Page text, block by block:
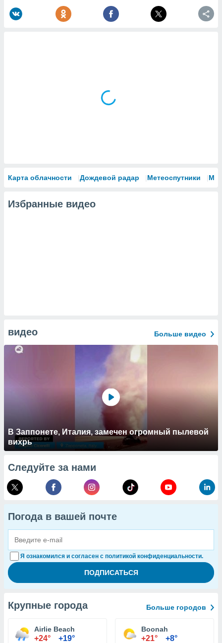
Карта облачности Дождевой радар Метеоспутники
Избранные видео
видео Больше видео
В Заппонете, Италия, замечен огромный пылевой
вихрь
Следуйте за нами
Погода в вашей почте
Я ознакомился и согласен с политикой конфиденциальности.
Крупные города Больше городов
Airlie Beach
+24° +19°
Boonah
+21° +8°